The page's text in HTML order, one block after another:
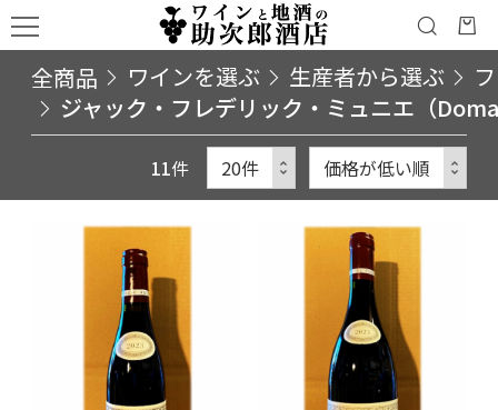
全商品 ワインを選ぶ 生産者から選ぶ
ジャック・フレデリック・ミュニエ（
11件